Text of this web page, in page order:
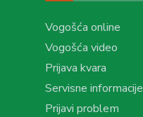
Vogošća online
Vogošća video
Prijava kvara
Servisne informacije
Prijavi problem